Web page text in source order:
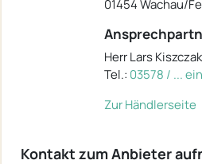
01454 Wachau/
Herr Lars Kiszczak
Tel.: 03578 / ...
Zur Händlerseite
Kontakt zum Anbieter